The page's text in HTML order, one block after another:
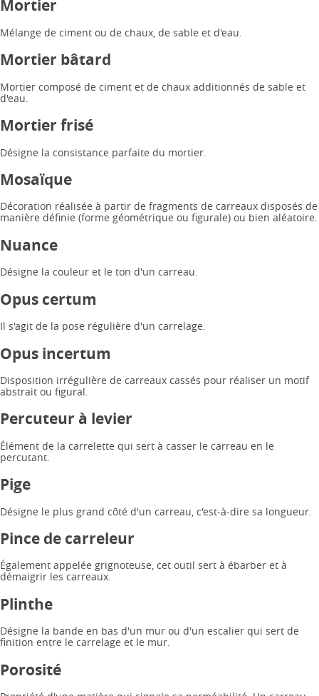
Mortier
Mélange de ciment ou de chaux, de sable et d'eau.
Mortier bâtard
Mortier composé de ciment et de chaux additionnés de sable et
d'eau.
Mortier frisé
Désigne la consistance parfaite du mortier.
Mosaïque
Décoration réalisée à partir de fragments de carreaux disposés de
manière définie (forme géométrique ou figurale) ou bien aléatoire.
Nuance
Désigne la couleur et le ton d'un carreau.
Opus certum
Il s'agit de la pose régulière d'un carrelage.
Opus incertum
Disposition irrégulière de carreaux cassés pour réaliser un motif
abstrait ou figural.
Percuteur à levier
Élément de la carrelette qui sert à casser le carreau en le
percutant.
Pige
Désigne le plus grand côté d'un carreau, c'est-à-dire sa longueur.
Pince de carreleur
Également appelée grignoteuse, cet outil sert à ébarber et à
démaigrir les carreaux.
Plinthe
Désigne la bande en bas d'un mur ou d'un escalier qui sert de
finition entre le carrelage et le mur.
Porosité